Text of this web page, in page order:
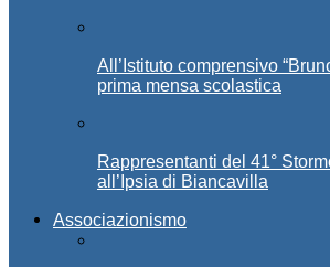
All’Istituto comprensivo
prima mensa scolastica
Rappresentanti del 41°
all’Ipsia di Biancavilla
Associazionismo